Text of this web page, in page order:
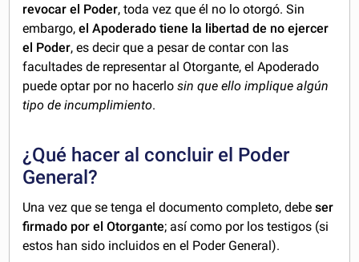
revocar el Poder, toda vez que él no lo otorgó. Sin
embargo,el Apoderado tiene la libertad de no ejercer
el Poder, es decir que a pesar de contar con las
facultades de representar al Otorgante, el Apoderado
puede optar por no hacerlosin que ello implique algún
tipo de incumplimiento.
¿Qué hacer al concluir el Poder
General?
Una vez que se tenga el documento completo, debe ser
firmado por el Otorgante; así como por los testigos (si
estos han sido incluidos en el Poder General).